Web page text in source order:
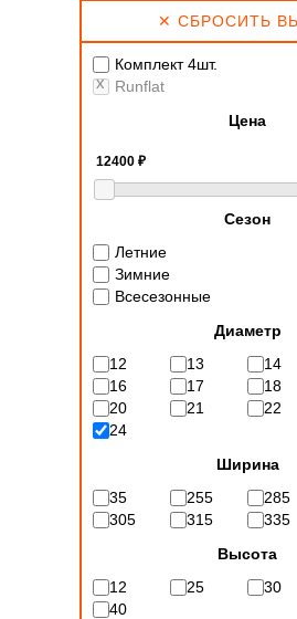
✕ СБРОСИТЬ
Комплект 4шт.
Runflat
Цена
Сезон
Летние
Зимние
Всесезонные
Диаметр
12
13 14
16
17 18
20
21 22
24
Ширина
35
255 285
305
315 335
Высота
12
25 30
40